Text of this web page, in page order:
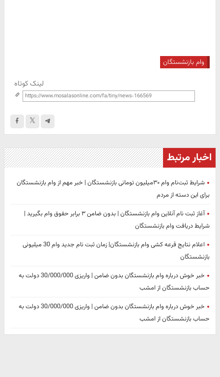
وام بازنشستگان
لینک کوتاه
اخبار مرتبط
شرایط ثبت‌نام وام ۳۰میلیون تومانی بازنشستگان | خبر مهم از وام بازنشستگان
برای این دسته از مردم
آغاز ثبت نام آنلاین وام بازنشستگان | بدون ضامن ۳ برابر حقوق وام بگیرید |
شرایط دریافت وام بازنشستگان
اعلام نتایج قرعه کشی وام بازنشستگان| زمان ثبت نام جدید وام 30 میلیونی
بازنشستگان
خبر خوش درباره وام بازنشستگان بدون ضامن | واریزی 30/000/000 دولت به
حساب بازنشستگان از امشب
خبر خوش درباره وام بازنشستگان بدون ضامن | واریزی 30/000/000 دولت به
حساب بازنشستگان از امشب